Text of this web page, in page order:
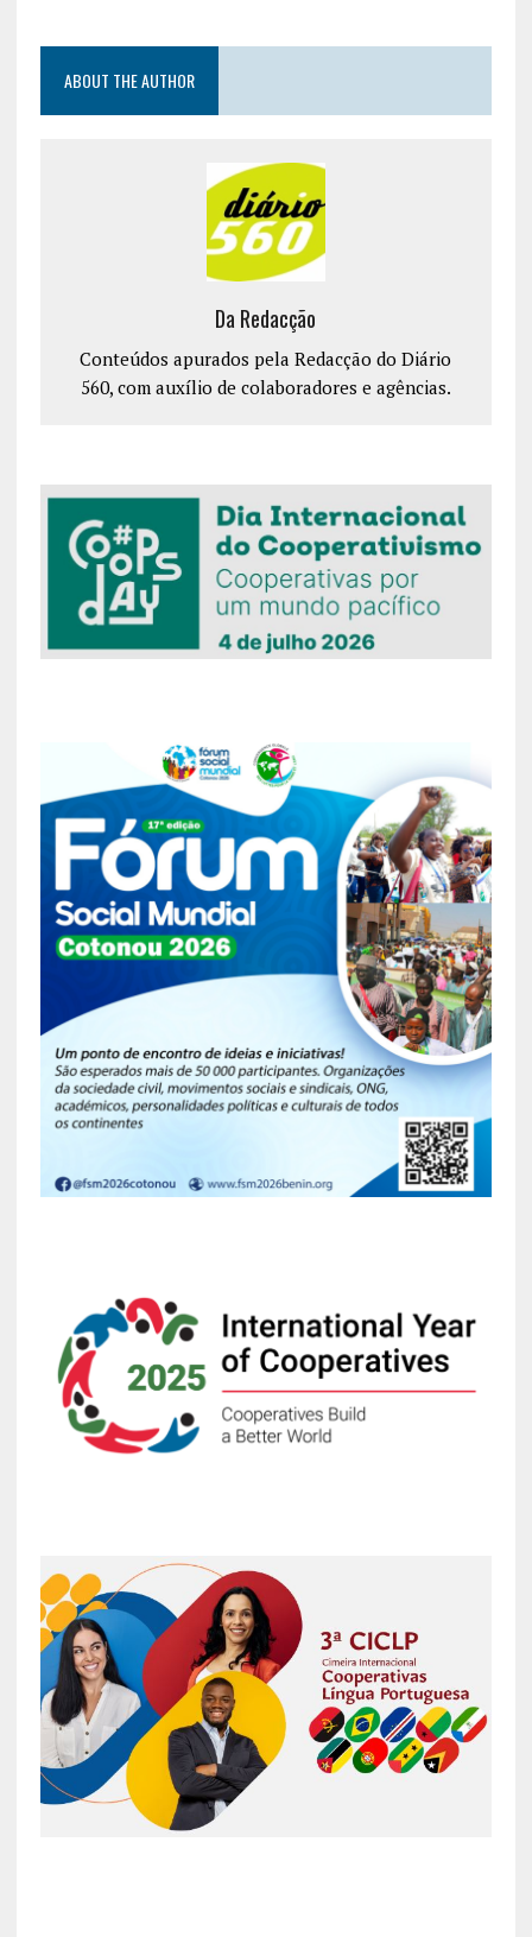
ABOUT THE AUTHOR
Da Redacção
Conteúdos apurados pela Redacção do Diário
560, com auxílio de colaboradores e agências.